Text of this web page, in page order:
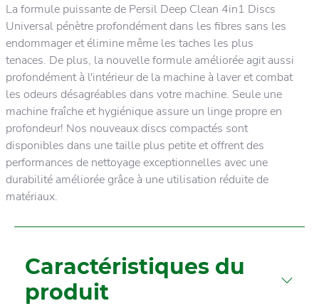
La formule puissante de Persil Deep Clean 4in1 Discs
Universal pénètre profondément dans les fibres sans les
endommager et élimine même les taches les plus
tenaces. De plus, la nouvelle formule améliorée agit aussi
profondément à l'intérieur de la machine à laver et combat
les odeurs désagréables dans votre machine. Seule une
machine fraîche et hygiénique assure un linge propre en
profondeur! Nos nouveaux discs compactés sont
disponibles dans une taille plus petite et offrent des
performances de nettoyage exceptionnelles avec une
durabilité améliorée grâce à une utilisation réduite de
matériaux.
Caractéristiques du
produit